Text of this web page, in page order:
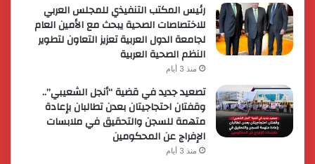
رئيس المكتب التنفيذي للمجلس العربي
للاختصاصات الصحية يبحث مع الأمين العام
لجامعة الدول العربية تعزيز التعاون لتطوير
النظم الصحية العربية
منذ 3 أيام
تصعيد جديد في قضية “أنجل الشعيبي”..
وقفتان احتجاجيتان بعدن تطالبان بإعادة
متهمة للسجن والتحقيق في ملابسات
الإفراج عن المحكومين
منذ 3 أيام